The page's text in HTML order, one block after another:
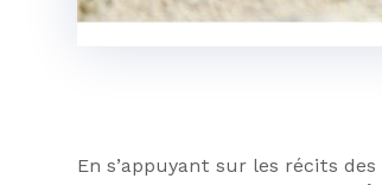
En s’appuyant sur les récits